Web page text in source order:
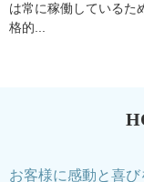
は常に稼働しているた
格的...
お客様に感動と喜び